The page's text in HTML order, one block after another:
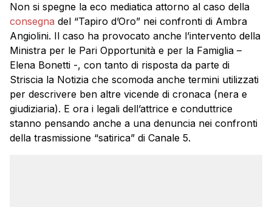
Non si spegne la eco mediatica attorno al caso della
consegna del “Tapiro d’Oro” nei confronti di Ambra
Angiolini. Il caso ha provocato anche l’intervento della
Ministra per le Pari Opportunità e per la Famiglia –
Elena Bonetti -, con tanto di risposta da parte di
Striscia la Notizia che scomoda anche termini utilizzati
per descrivere ben altre vicende di cronaca (nera e
giudiziaria). E ora i legali dell’attrice e conduttrice
stanno pensando anche a una denuncia nei confronti
della trasmissione “satirica” di Canale 5.